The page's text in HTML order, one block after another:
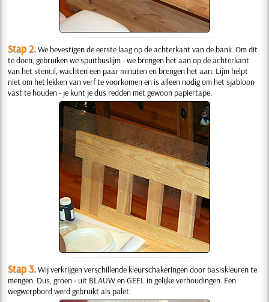
Stap 2.We bevestigen de eerste laag op de achterkant van de bank. Om dit
te doen, gebruiken we spuitbuslijm - we brengen het aan op de achterkant
van het stencil, wachten een paar minuten en brengen het aan. Lijm helpt
niet om het lekken van verf te voorkomen en is alleen nodig om het sjabloon
vast te houden - je kunt je dus redden met gewoon papiertape.
Stap 3.Wij verkrijgen verschillende kleurschakeringen door basiskleuren te
mengen. Dus, groen - uit BLAUW en GEEL in gelijke verhoudingen. Een
wegwerpbord werd gebruikt als palet.